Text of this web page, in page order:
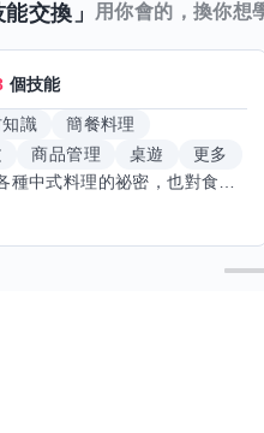
交換」 用你會的，換你想
個技能
識
簡餐料理
商品管理 桌遊
更多
喜歡在廚房裡探索各種中式料理的祕密，也對食材的挑選和搭配充滿熱情。平常生活裡，簡餐料理是我的拿手好戲，讓人輕鬆又滿足。最近開始對手繪、攝影和影片剪輯有濃厚興趣，想找伙伴一起學習交換技能，互相激盪創意！希望能和你一起開心成長，分享不只是技術，更是快樂和靈感的碰撞。